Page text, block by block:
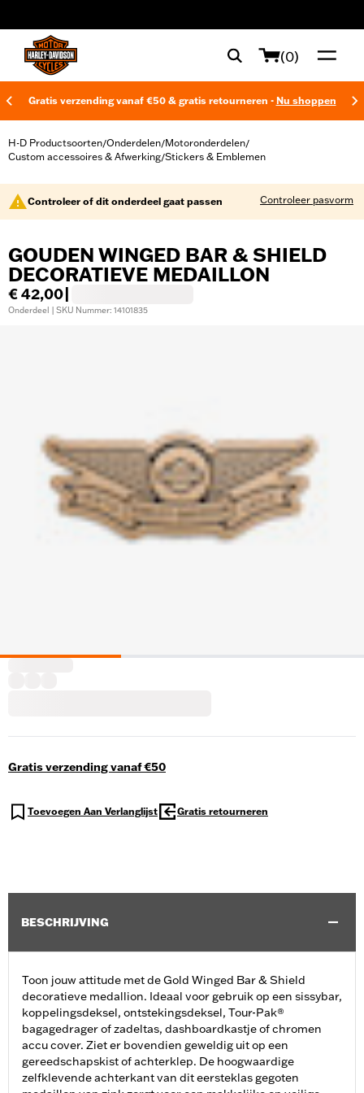
(0)
Gratis verzending vanaf €50 & gratis retourneren - Nu shoppen
H-D Productsoorten/Onderdelen/Motoronderdelen/
Custom accessoires & Afwerking/Stickers & Emblemen
Controleer of dit onderdeel gaat passen Controleer pasvorm
GOUDEN WINGED BAR & SHIELD
DECORATIEVE MEDAILLON
€ 42,00
Onderdeel | SKU Nummer: 14101835
Gratis verzending vanaf €50
Toevoegen Aan Verlanglijst Gratis retourneren
BESCHRIJVING
Toon jouw attitude met de Gold Winged Bar & Shield
decoratieve medallion. Ideaal voor gebruik op een sissybar,
koppelingsdeksel, ontstekingsdeksel, Tour-Pak®
bagagedrager of zadeltas, dashboardkastje of chromen
accu cover. Ziet er bovendien geweldig uit op een
gereedschapskist of achterklep. De hoogwaardige
zelfklevende achterkant van dit eersteklas gegoten